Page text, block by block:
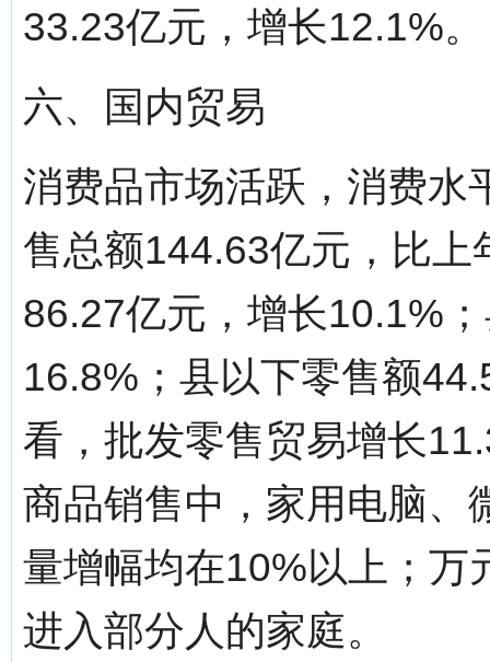
33.23亿元，增长12.1%。
六、国内贸易
消费品市场活跃，消费水
售总额144.63亿元，比
86.27亿元，增长10.1%
16.8%；县以下零售额
看，批发零售贸易增长
商品销售中，家用电脑、
量增幅均在10%以上；万
进入部分人的家庭。